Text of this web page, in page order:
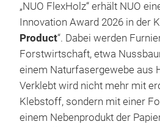
„NUO FlexHolz“ erhält NUO
Innovation Award 2026 in der
Product“. Dabei werden
Forstwirtschaft, etwa
einem Naturfasergewebe aus
Verklebt wird nicht mehr mit
Klebstoff, sondern mit einer
einem Nebenprodukt der